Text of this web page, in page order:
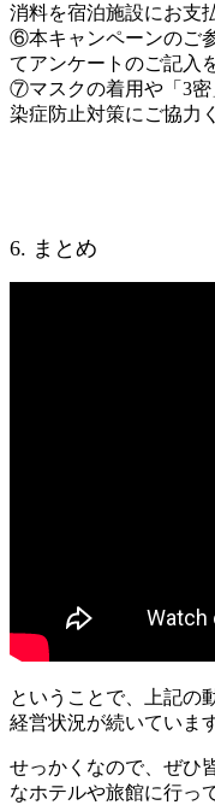
消料を宿泊施設にお支
⑥本キャンペーンのご
てアンケートのご記入
⑦マスクの着用や「3密
染症防止対策にご協力
6. まとめ
ということで、上記の
経営状況が続いています
せっかくなので、ぜひ
なホテルや旅館に行っ